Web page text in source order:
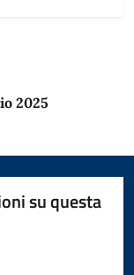
2025
su questa